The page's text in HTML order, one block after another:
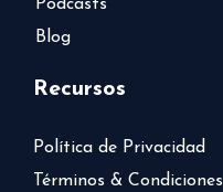
Podcasts
Blog
Recursos
Política de Privacidad
Términos & Condiciones